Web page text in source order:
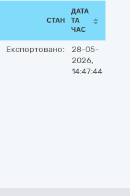
СТАН
ДАТА
ТА
ЧАС
Експортовано:
28-05-
2026,
14:47:44